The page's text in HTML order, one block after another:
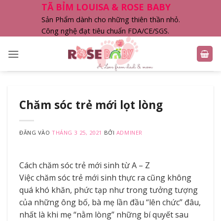
TÃ BỈM LOUISA & ROSE BABY
Sản Phẩm dành cho những thiên thần nhỏ.
Công nghệ đạt tiêu chuẩn FDA/CE/SGS.
Chăm sóc trẻ mới lọt lòng
ĐĂNG VÀOTHÁNG 3 25, 2021 BỞI ADMINER
Cách chăm sóc trẻ mới sinh từ A – Z
Việc chăm sóc trẻ mới sinh thực ra cũng không
quá khó khăn, phức tạp như trong tưởng tượng
của những ông bố, bà mẹ lần đầu “lên chức” đâu,
nhất là khi mẹ “nằm lòng” những bí quyết sau